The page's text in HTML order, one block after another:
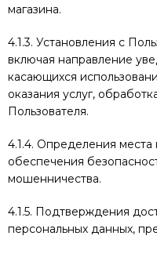
магазина.
4.1.3. Установления с
включая направление
касающихся
оказания услуг,
Пользователя.
4.1.4. Определения
обеспечения
мошенничества.
4.1.5. Подтверждения
персональных данных,